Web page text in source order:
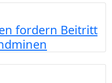
fordern Beitritt